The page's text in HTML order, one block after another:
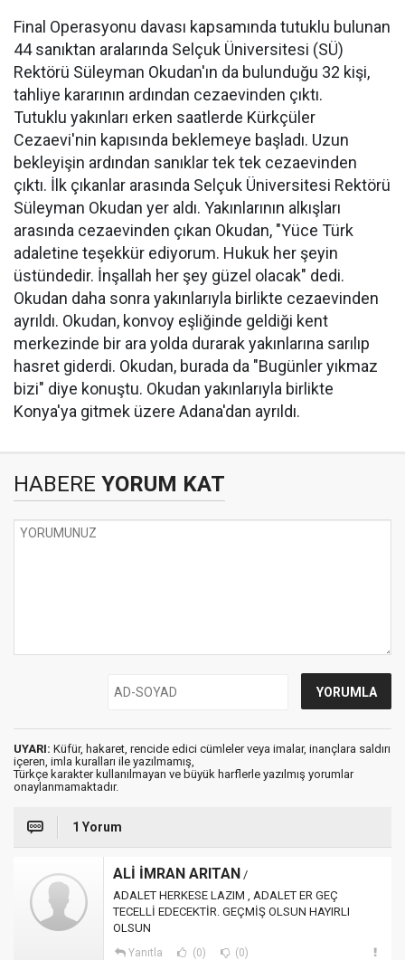
Final Operasyonu davası kapsamında tutuklu bulunan
44 sanıktan aralarında Selçuk Üniversitesi (SÜ)
Rektörü Süleyman Okudan'ın da bulunduğu 32 kişi,
tahliye kararının ardından cezaevinden çıktı.
Tutuklu yakınları erken saatlerde Kürkçüler
Cezaevi'nin kapısında beklemeye başladı. Uzun
bekleyişin ardından sanıklar tek tek cezaevinden
çıktı. İlk çıkanlar arasında Selçuk Üniversitesi Rektörü
Süleyman Okudan yer aldı. Yakınlarının alkışları
arasında cezaevinden çıkan Okudan, "Yüce Türk
adaletine teşekkür ediyorum. Hukuk her şeyin
üstündedir. İnşallah her şey güzel olacak" dedi.
Okudan daha sonra yakınlarıyla birlikte cezaevinden
ayrıldı. Okudan, konvoy eşliğinde geldiği kent
merkezinde bir ara yolda durarak yakınlarına sarılıp
hasret giderdi. Okudan, burada da "Bugünler yıkmaz
bizi" diye konuştu. Okudan yakınlarıyla birlikte
Konya'ya gitmek üzere Adana'dan ayrıldı.
HABERE YORUM KAT
UYARI: Küfür, hakaret, rencide edici cümleler veya imalar, inançlara saldırı
içeren, imla kuralları ile yazılmamış,
Türkçe karakter kullanılmayan ve büyük harflerle yazılmış yorumlar
onaylanmamaktadır.
1 Yorum
ALİ İMRAN ARITAN /
ADALET HERKESE LAZIM , ADALET ER GEÇ
TECELLİ EDECEKTİR. GEÇMİŞ OLSUN HAYIRLI
OLSUN
Yanıtla (0) (0)